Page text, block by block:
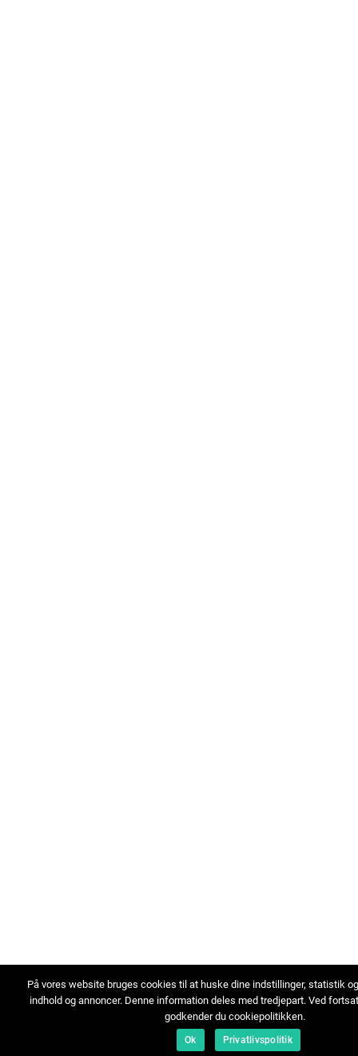
På vores website bruges cookies til at huske dine indstillinger, statistik
indhold og annoncer. Denne information deles med tredjepart. Ved
godkender du cookiepolitikken.
Ok Privatlivspolitik